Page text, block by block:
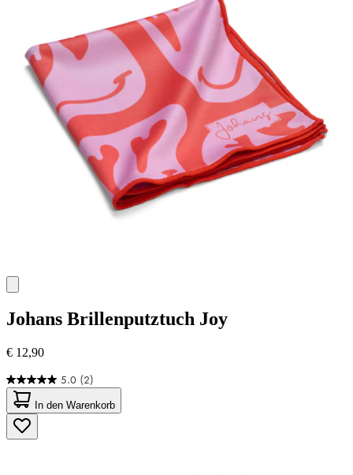
Johans Brillenputztuch Joy
€ 12,90
5.0 (2)
5.0
von
5
Sternen.
2
In den Warenkorb